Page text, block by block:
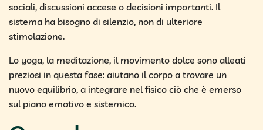
sociali, discussioni accese o decisioni importanti. Il
sistema ha bisogno di silenzio, non di ulteriore
stimolazione.
Lo yoga, la meditazione, il movimento dolce sono alleati
preziosi in questa fase: aiutano il corpo a trovare un
nuovo equilibrio, a integrare nel fisico ciò che è emerso
sul piano emotivo e sistemico.